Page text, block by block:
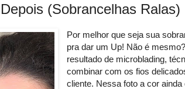
(Sobrancelhas Ralas)
Por melhor que seja sua
pra dar um Up! Não é
resultado de microblading,
combinar com os fios
cliente. Nessa foto a cor